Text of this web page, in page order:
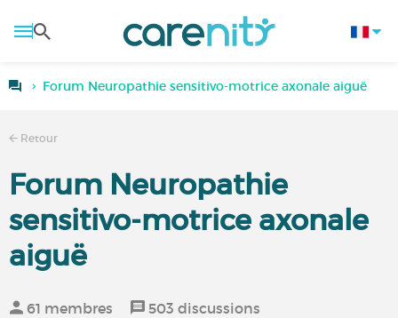
Forum Neuropathie sensitivo-motrice axonale aiguë
Retour
Forum Neuropathie
sensitivo-motrice axonale
aiguë
61 membres 503 discussions